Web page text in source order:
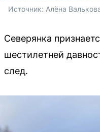
Источник: Алёна
Северянка
шестилетней
след.